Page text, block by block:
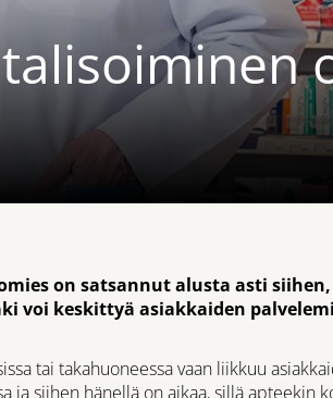
on satsannut alusta asti
voi keskittyä asiakkaiden
tai takahuoneessa vaan liikkuu
ja siihen hänellä on aikaa, sillä apteekin